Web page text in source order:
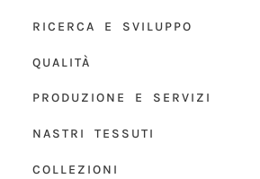
RICERCA E SVILUPPO
QUALITÀ
PRODUZIONE E SERVIZI
NASTRI TESSUTI
COLLEZIONI